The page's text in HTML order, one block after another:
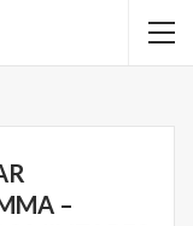
–